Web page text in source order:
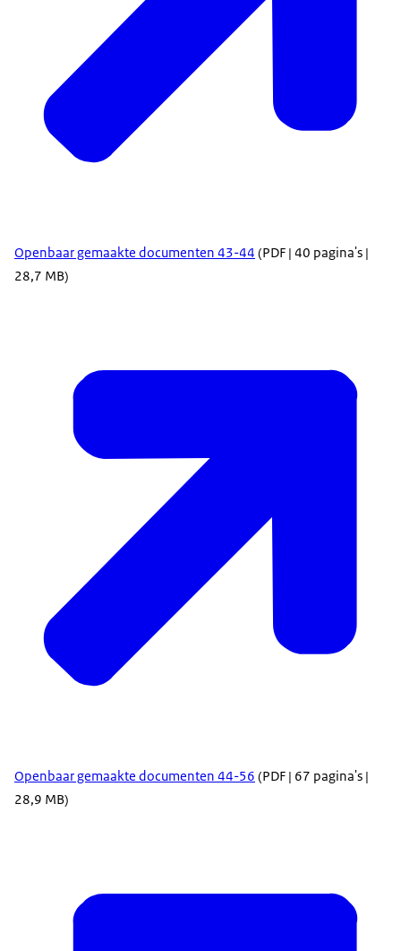
Openbaar gemaakte documenten 43-44 (PDF | 40 pagina's |
28,7 MB)
Openbaar gemaakte documenten 44-56 (PDF | 67 pagina's |
28,9 MB)